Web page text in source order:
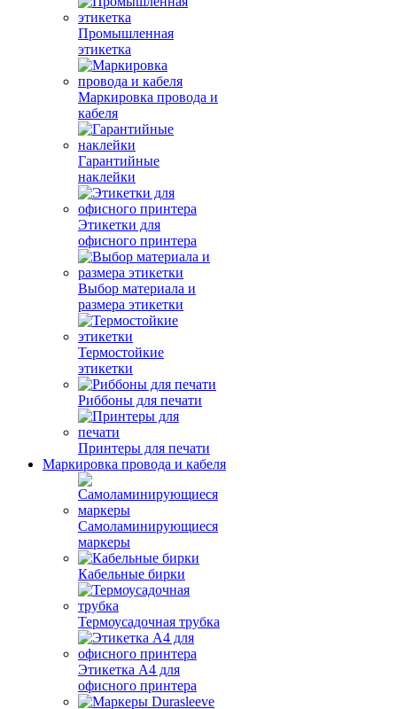
Промышленная
этикетка
Маркировка провода и
кабеля
Гарантийные
наклейки
Этикетки для
офисного принтера
Выбор материала и
размера этикетки
Термостойкие
этикетки
Риббоны для печати
Принтеры для печати
Маркировка провода и кабеля
Самоламинирующиеся
маркеры
Кабельные бирки
Термоусадочная трубка
Этикетка А4 для
офисного принтера